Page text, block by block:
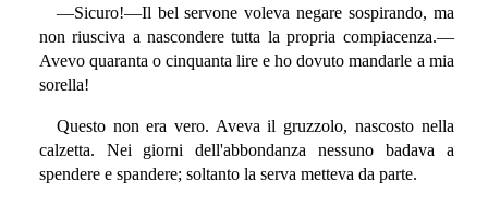
—Sicuro!—Il bel servone voleva negare sospirando, ma
non riusciva a nascondere tutta la propria compiacenza.—
Avevo quaranta o cinquanta lire e ho dovuto mandarle a mia
sorella!
Questo non era vero. Aveva il gruzzolo, nascosto nella
calzetta. Nei giorni dell'abbondanza nessuno badava a
spendere e spandere; soltanto la serva metteva da parte.